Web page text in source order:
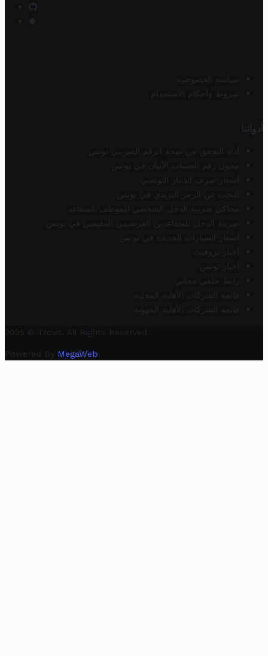
سياسة الخصوصية
شروط وأحكام الاستخدام
أدواتنا
أداة التحقق من صحة الرقم الضريبي تونس
محول رقم الحساب الآيبان في تونس
أسعار صرف الدينار التونسي
البحث عن الرمز البريدي في تونس
محاكي ضريبة الدخل الشخصي للموظف/المتقاعد
ضريبة الدخل للمتقاعدين الفرنسيين المقيمين في تونس
أسعار السيارات الجديدة في تونس
أخبار تروفيت
أخبار تونس
رابط خلفي مجاني
قائمة الشركات الأهلية المحلية
قائمة الشركات الأهلية الجهوية
2025 © Trovit. All Rights Reserved.
Powered By MegaWeb